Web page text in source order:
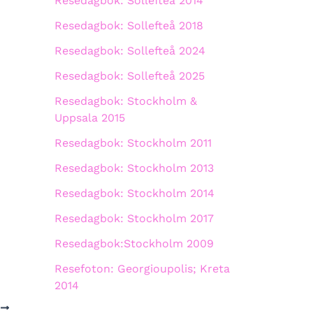
Resedagbok: Sollefteå 2018
Resedagbok: Sollefteå 2024
Resedagbok: Sollefteå 2025
Resedagbok: Stockholm &
Uppsala 2015
Resedagbok: Stockholm 2011
Resedagbok: Stockholm 2013
Resedagbok: Stockholm 2014
Resedagbok: Stockholm 2017
Resedagbok:Stockholm 2009
Resefoton: Georgioupolis; Kreta
2014